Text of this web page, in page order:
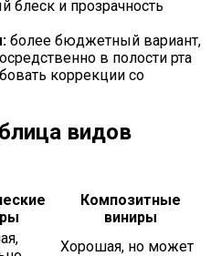
блеск и прозрачность
более бюджетный вариант,
в полости рта
коррекции со
видов
Композитные
виниры
Хорошая, но может